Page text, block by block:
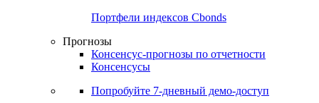
Портфели индексов Cbonds
Прогнозы
Консенсус-прогнозы по отчетности
Консенсусы
Попробуйте 7-дневный демо-доступ